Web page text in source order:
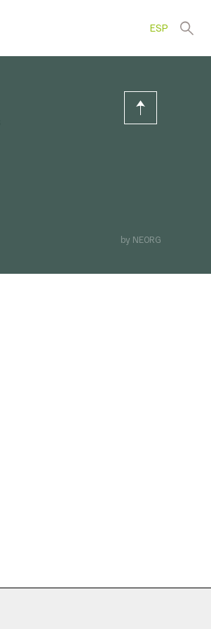
ESP
by NEORG